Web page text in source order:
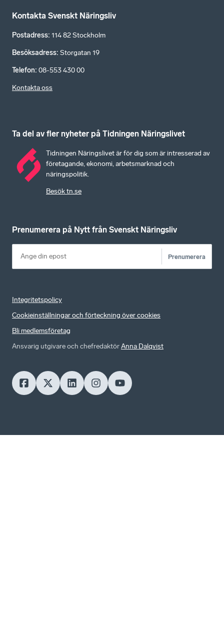
Kontakta Svenskt Näringsliv
Postadress: 114 82 Stockholm
Besöksadress: Storgatan 19
Telefon: 08-553 430 00
Kontakta oss
Ta del av fler nyheter på Tidningen Näringslivet
Tidningen Näringslivet är för dig som är intresserad av
företagande, ekonomi, arbetsmarknad och
näringspolitik.
Besök tn.se
Prenumerera på Nytt från Svenskt Näringsliv
Prenumerera
Integritetspolicy
Cookieinställningar och förteckning över cookies
Bli medlemsföretag
Ansvarig utgivare och chefredaktörAnna Dalqvist